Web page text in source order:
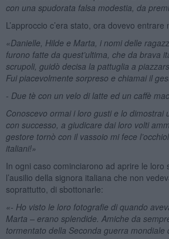
con una spudorata falsa modestia, da
L’approccio c’era stato, ora dovevo entrare
«Danielle, Hilde e Marta, i nomi delle
furono fatte da quest’ultima, che da brava
scrupoli, guidò decisa la pattuglia a
Fui piacevolmente sorpreso e chiamai il
- Due tè con un velo di latte ed un caffè
Conoscevo ormai i loro gusti e lo dimostrai
con successo, a giudicare dai loro volti
gestore tornò con il vassoio mi fece
italiani!»
In ogni caso cominciarono ad aprire le loro
l’ausilio della signora italiana che non
soprattutto, di sbottonarle:
«- Ho visto le loro fotografie di quando
Marta – erano splendide. Amiche da
tormentato della Seconda guerra mondiale